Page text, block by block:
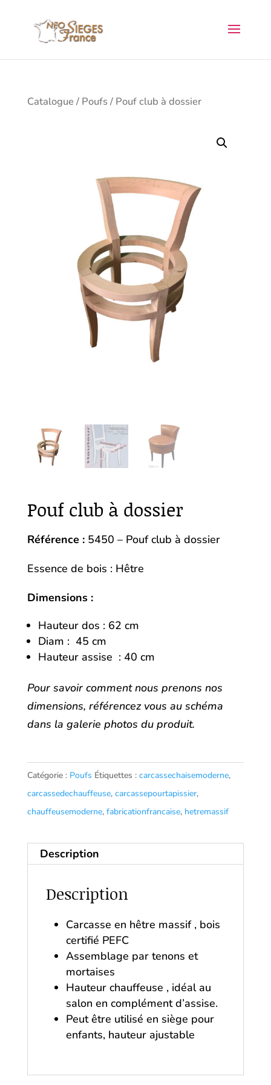
Catalogue / Poufs/ Pouf club à dossier
Pouf club à dossier
Référence :5450 – Pouf club à dossier
Essence de bois : Hêtre
Dimensions :
Hauteur dos : 62 cm
Diam : 45 cm
Hauteur assise : 40 cm
Pour savoir comment nous prenons nos
dimensions, référencez vous au schéma
dans la galerie photos du produit.
Catégorie : Poufs Étiquettes : carcassechaisemoderne,
carcassedechauffeuse, carcassepourtapissier,
chauffeusemoderne, fabricationfrancaise, hetremassif
Description
Description
Carcasse en hêtre massif , bois
certifié PEFC
Assemblage par tenons et
mortaises
Hauteur chauffeuse , idéal au
salon en complément d’assise.
Peut être utilisé en siège pour
enfants, hauteur ajustable